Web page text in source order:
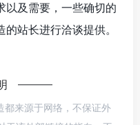
以及需要，一些确切的
站长进行洽谈提供。
来源于网络，不保证外